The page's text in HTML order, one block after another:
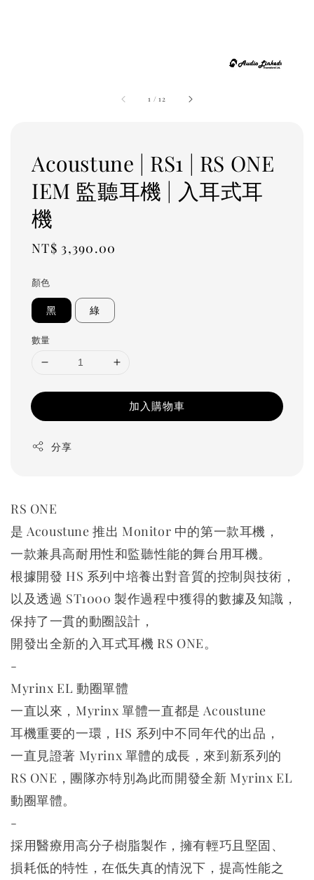
1 /12
Acoustune | RS1 | RS ONE
IEM 監聽耳機 | 入耳式耳
機
Regular
NT$ 3,390.00
顏色
黑 綠
數量
加入購物車
分享
RS ONE
是 Acoustune 推出 Monitor 中的第一款耳機，
一款兼具高耐用性和監聽性能的舞台用耳機。
根據開發 HS 系列中培養出對音質的控制與技術，
以及透過 ST1000 製作過程中獲得的數據及知識，
保持了一貫的動圈設計，
開發出全新的入耳式耳機 RS ONE。
-
Myrinx EL 動圈單體
一直以來，Myrinx 單體一直都是 Acoustune
耳機重要的一環，HS 系列中不同年代的出品，
一直見證著 Myrinx 單體的成長，來到新系列的
RS ONE，團隊亦特別為此而開發全新 Myrinx EL
動圈單體。
-
採用醫療用高分子樹脂製作，擁有輕巧且堅固、
損耗低的特性，在低失真的情況下，提高性能之